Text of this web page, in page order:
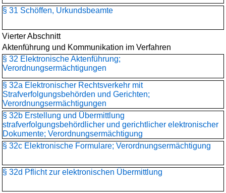
§ 31 Schöffen, Urkundsbeamte
Vierter Abschnitt
Aktenführung und Kommunikation im Verfahren
§ 32 Elektronische Aktenführung;
Verordnungsermächtigungen
§ 32a Elektronischer Rechtsverkehr mit
Strafverfolgungsbehörden und Gerichten;
Verordnungsermächtigungen
§ 32b Erstellung und Übermittlung
strafverfolgungsbehördlicher und gerichtlicher elektronischer
Dokumente; Verordnungsermächtigung
§ 32c Elektronische Formulare; Verordnungsermächtigung
§ 32d Pflicht zur elektronischen Übermittlung